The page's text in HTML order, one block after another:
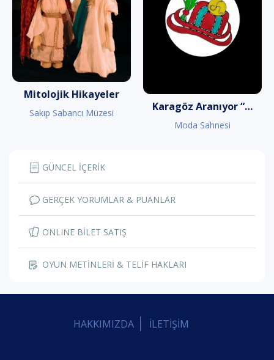
Mitolojik Hikayeler
Sakıp Sabancı Müzesi
Karagöz Aranıyor “Işkırlak“
Moda Sahnesi
GÜNCEL İÇERİK
GERÇEK YORUMLAR & PUANLAR
ONLINE BİLET SATIŞ
OYUN METİNLERİ & TELİF HAKLARI
HAKKIMIZDA İLETİŞİM